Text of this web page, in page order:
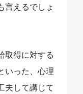
言えるでしょ
取得に対する
いった、心理
夫して講じて